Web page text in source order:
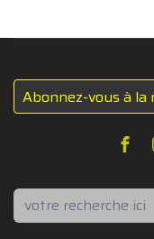
Abonnez-vous à
Rechercher